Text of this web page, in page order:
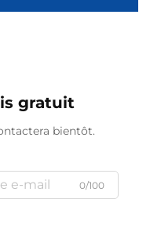
gratuit
bientôt.
0/100